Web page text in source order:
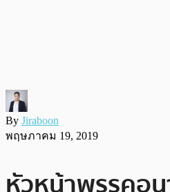
By Jiraboon
พฤษภาคม 19, 2019